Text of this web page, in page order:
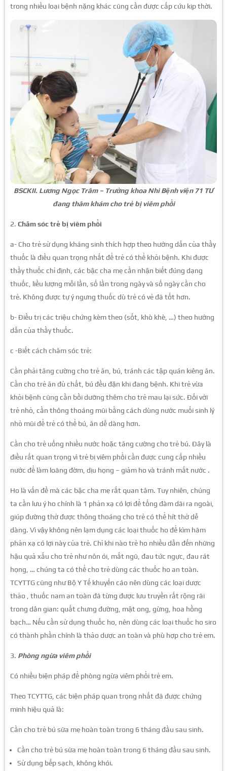
trong nhiều loại bệnh nặng khác cũng cần được cấp cứu kịp thời.
BSCKII. Lương Ngọc Trâm – Trưởng khoa Nhi Bệnh viện 71 TƯ
đang thăm khám cho trẻ bị viêm phổi
2. Chăm sóc trẻ bị viêm phổi
a- Cho trẻ sử dụng kháng sinh thích hợp theo hướng dẫn của thầy
thuốc là điều quan trọng nhất để trẻ có thể khỏi bệnh. Khi được
thầy thuốc chỉ định, các bậc cha mẹ cần nhận biết đúng dạng
thuốc, liều lượng mỗi lần, số lần trong ngày và số ngày cần cho
trẻ. Không được tự ý ngưng thuốc dù trẻ có vẻ đã tốt hơn.
b- Điều trị các triệu chứng kèm theo (sốt, khò khè, …) theo hướng
dẫn của thầy thuốc.
c -Biết cách chăm sóc trẻ:
Cần phải tăng cường cho trẻ ăn, bú, tránh các tập quán kiêng ăn.
Cần cho trẻ ăn đủ chất, bú đều đặn khi đang bệnh. Khi trẻ vừa
khỏi bệnh cũng cần bồi dưỡng thêm cho trẻ mau lại sức. Đối với
trẻ nhỏ, cần thông thoáng mũi bằng cách dùng nước muối sinh lý
nhỏ mũi để trẻ có thể bú, ăn dễ dàng hơn.
Cần cho trẻ uống nhiều nước hoặc tăng cường cho trẻ bú. Đây là
điều rất quan trọng vì trẻ bị viêm phổi cần được cung cấp nhiều
nước để làm loãng đờm, dịu họng – giảm ho và tránh mất nước .
Ho là vấn đề mà các bậc cha mẹ rất quan tâm. Tuy nhiên, chúng
ta cần lưu ý ho chính là 1 phản xạ có lợi để tống đàm dãi ra ngoài,
giúp đường thở được thông thoáng cho trẻ có thể hít thở dễ
dàng. Vì vậy không nên lạm dụng các loại thuốc ho để kìm hãm
phản xạ có lợi này của trẻ. Chỉ khi nào trẻ ho nhiều dẫn đến những
hậu quả xấu cho trẻ như nôn ói, mất ngũ, đau tức ngực, đau rát
họng, … chúng ta có thể cho trẻ dùng các thuốc ho an toàn.
TCYTTG cũng như Bộ Y Tế khuyến cáo nên dùng các loại dược
thảo , thuốc nam an toàn đã từng được lưu truyền rất rộng rãi
trong dân gian: quất chưng đường, mật ong, gừng, hoa hồng
bạch… Nếu cần sử dụng thuốc ho, nên dùng các loại thuốc ho siro
có thành phần chính là thảo dược an toàn và phù hợp cho trẻ em.
3. Phòng ngừa viêm phổi
Có nhiều biện pháp để phòng ngừa viêm phổi trẻ em.
Theo TCYTTG, các biện pháp quan trọng nhất đã được chứng
minh hiệu quả là:
Cần cho trẻ bú sữa mẹ hoàn toàn trong 6 tháng đầu sau sinh.
Cần cho trẻ bú sữa mẹ hoàn toàn trong 6 tháng đầu sau sinh.
Sử dụng bếp sạch, không khói.